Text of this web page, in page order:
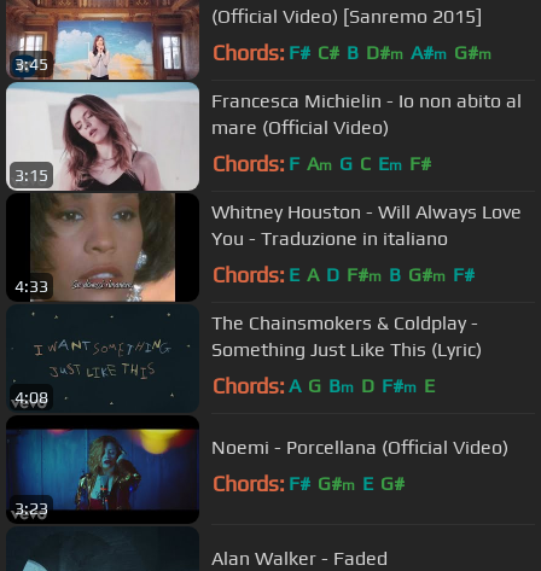
3:45
(Official Video) [Sanremo 2015]
Chords: F# C# B D#m A#m G#m
3:15
Francesca Michielin - Io non abito al
mare (Official Video)
Chords: F Am G C Em F#
4:33
Whitney Houston - Will Always Love
You - Traduzione in italiano
Chords: E A D F#m B G#m F#
4:08
The Chainsmokers & Coldplay -
Something Just Like This (Lyric)
Chords: A G Bm D F#m E
3:23
Noemi - Porcellana (Official Video)
Chords: F# G#m E G#
Alan Walker - Faded